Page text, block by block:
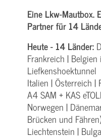
Eine Lkw-Mautbox.
Partner für 14
Heute - 14 Länder:
Frankreich | Belgien
Italien | Österreich |
A4 SAM + KAS
Norwegen |
Brücken und
Liechtenstein |